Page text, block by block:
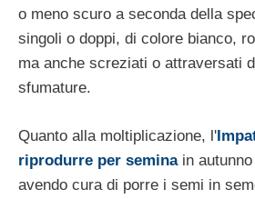
o meno scuro a seconda della
singoli o doppi, di colore bianco,
ma anche screziati o attraversati
sfumature.
Quanto alla moltiplicazione, l'
riprodurre per seminain autunno
avendo cura di porre i semi in